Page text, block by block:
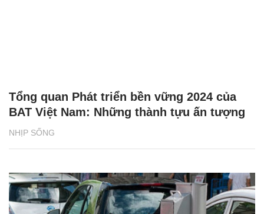
NHỊP SỐNG
Tổng quan Phát triển bền vững 2024 của
BAT Việt Nam: Những thành tựu ấn tượng